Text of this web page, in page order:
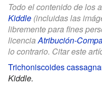
Todo el contenido de los
Kiddle (incluidas las
libremente para fines
licenciaAtribución-
lo contrario. Citar este
Trichoniscoides
Kiddle.